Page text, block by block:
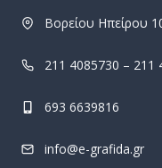
Βορείου Ηπείρου
211 4085730 – 211
693 6639816
info@e-grafida.gr